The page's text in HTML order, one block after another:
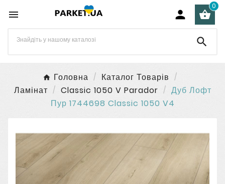
  
0

Головна
Каталог Товарів
Ламінат
Classic 1050 V Parador
Дуб Лофт
Пур 1744698 Classic 1050 V4